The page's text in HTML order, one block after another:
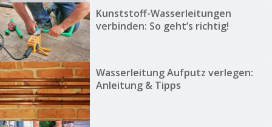
Kunststoff-Wasserleitungen
verbinden: So geht’s richtig!
Wasserleitung Aufputz verlegen:
Anleitung & Tipps